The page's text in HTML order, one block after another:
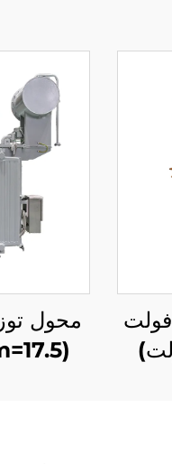
كيلو فولت
(Um=17.5 كيلو فولت)